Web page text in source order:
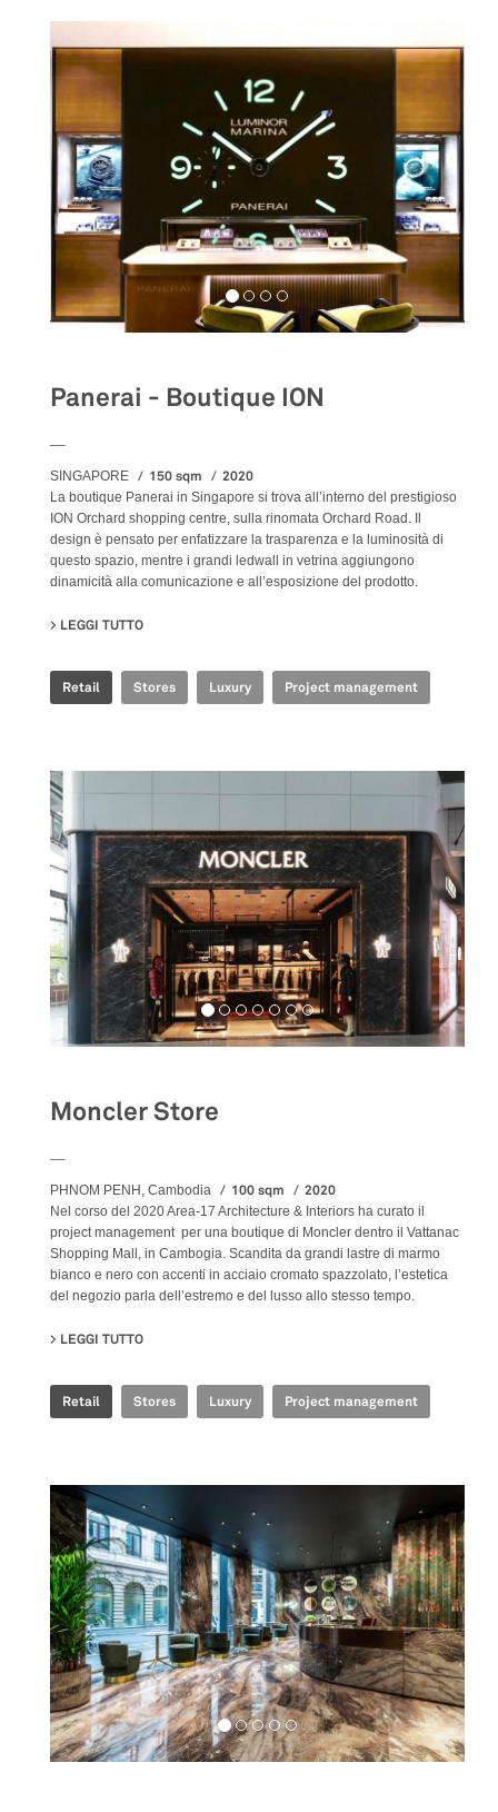
Panerai - Boutique ION
SINGAPORE 150 sqm 2020
La boutique Panerai in Singapore si trova all’interno del prestigioso
ION Orchard shopping centre, sulla rinomata Orchard Road. Il
design è pensato per enfatizzare la trasparenza e la luminosità di
questo spazio, mentre i grandi ledwall in vetrina aggiungono
dinamicità alla comunicazione e all’esposizione del prodotto.
LEGGI TUTTO
Retail Stores Luxury Project management
Moncler Store
PHNOM PENH, Cambodia 100 sqm 2020
Nel corso del 2020 Area-17 Architecture & Interiors ha curato il
project management per una boutique di Moncler dentro il Vattanac
Shopping Mall, in Cambogia. Scandita da grandi lastre di marmo
bianco e nero con accenti in acciaio cromato spazzolato, l’estetica
del negozio parla dell’estremo e del lusso allo stesso tempo.
LEGGI TUTTO
Retail Stores Luxury Project management